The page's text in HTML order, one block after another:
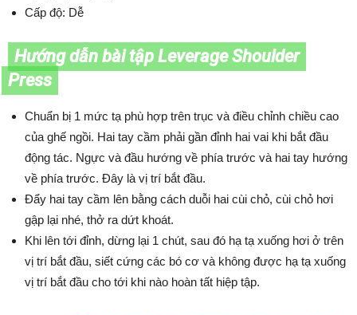
Cấp độ: Dễ
Hướng dẫn bài tập Leverage Shoulder
Press
Chuẩn bị 1 mức tạ phù hợp trên trục và điều chỉnh chiều cao
của ghế ngồi. Hai tay cầm phải gần đỉnh hai vai khi bắt đầu
động tác. Ngực và đầu hướng về phía trước và hai tay hướng
về phía trước. Đây là vị trí bắt đầu.
Đẩy hai tay cầm lên bằng cách duỗi hai cùi chỏ, cùi chỏ hơi
gập lại nhé, thở ra dứt khoát.
Khi lên tới đỉnh, dừng lại 1 chút, sau đó hạ tạ xuống hơi ở trên
vị trí bắt đầu, siết cứng các bó cơ và không được hạ tạ xuống
vị trí bắt đầu cho tới khi nào hoàn tất hiệp tập.